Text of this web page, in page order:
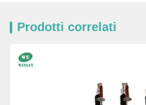
Prodotti correlati